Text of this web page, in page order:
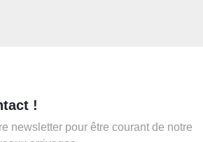
!
newsletter pour être courant de notre